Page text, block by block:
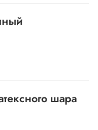
шара